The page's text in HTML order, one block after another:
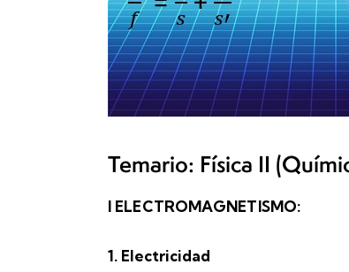
Temario: Física II
I ELECTROMAGNETISMO:
1. Electricidad